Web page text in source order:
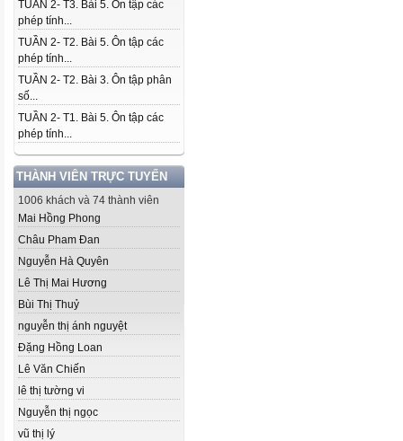
TUẦN 2- T3. Bài 5. Ôn tập các
phép tính...
TUẦN 2- T2. Bài 5. Ôn tập các
phép tính...
TUẦN 2- T2. Bài 3. Ôn tập phân
số...
TUẦN 2- T1. Bài 5. Ôn tập các
phép tính...
THÀNH VIÊN TRỰC TUYẾN
1006 khách và 74 thành viên
Mai Hồng Phong
Châu Pham Đan
Nguyễn Hà Quyên
Lê Thị Mai Hương
Bùi Thị Thuỷ
nguyễn thị ánh nguyệt
Đặng Hồng Loan
Lê Văn Chiến
lê thị tường vi
Nguyễn thị ngọc
vũ thị lý